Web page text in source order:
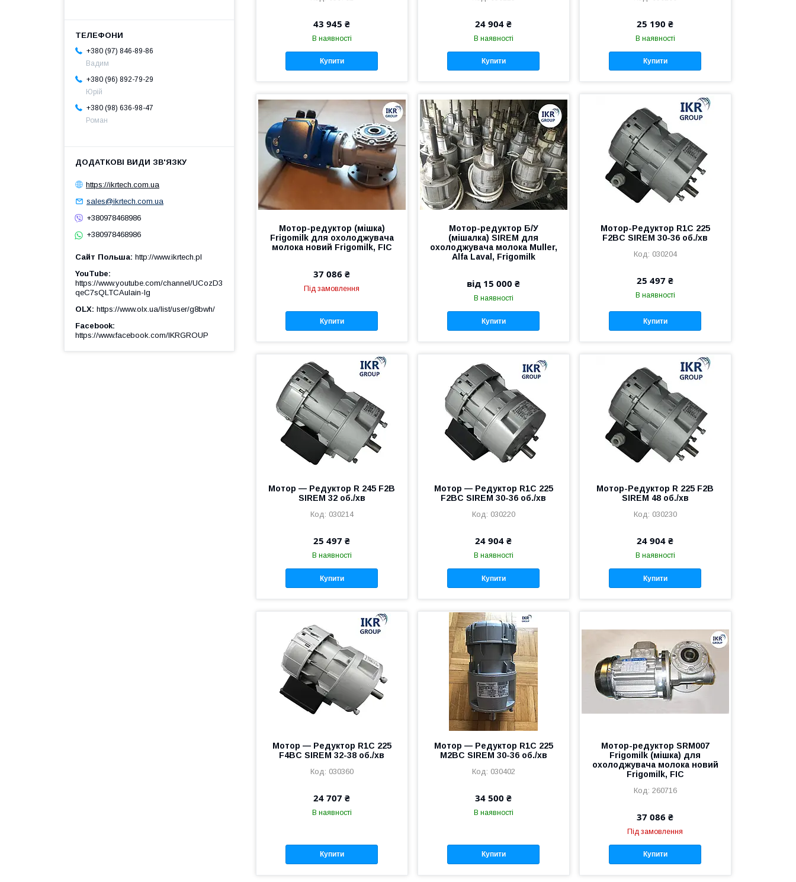
43 945 ₴
В наявності
Купити
24 904 ₴
В наявності
Купити
25 190 ₴
В наявності
Купити
Мотор-редуктор (мішка)
Frigomilk для охолоджувача
молока новий Frigomilk, FIC
37 086 ₴
Під замовлення
Купити
Мотор-редуктор Б/У
(мішалка) SIREM для
охолоджувача молока Muller,
Alfa Laval, Frigomilk
від 15 000 ₴
В наявності
Купити
Мотор-Редуктор R1C 225
F2BC SIREM 30-36 об./хв
030204
25 497 ₴
В наявності
Купити
Мотор — Редуктор R 245 F2B
SIREM 32 об./хв
030214
25 497 ₴
В наявності
Купити
Мотор — Редуктор R1C 225
F2BC SIREM 30-36 об./хв
030220
24 904 ₴
В наявності
Купити
Мотор-Редуктор R 225 F2B
SIREM 48 об./хв
030230
24 904 ₴
В наявності
Купити
Мотор — Редуктор R1C 225
F4BC SIREM 32-38 об./хв
030360
24 707 ₴
В наявності
Купити
Мотор — Редуктор R1C 225
M2BC SIREM 30-36 об./хв
030402
34 500 ₴
В наявності
Купити
Мотор-редуктор SRM007
Frigomilk (мішка) для
охолоджувача молока новий
Frigomilk, FIC
260716
37 086 ₴
Під замовлення
Купити
+380 (97) 846-89-86
Вадим
+380 (96) 892-79-29
Юрій
+380 (98) 636-98-47
Роман
https://ikrtech.com.ua
sales@ikrtech.com.ua
+380978468986
+380978468986
Сайт Польша http://www.ikrtech.pl
YouTube
https://www.youtube.com/channel/UCozD3
qeC7sQLTCAulain-Ig
OLX https://www.olx.ua/list/user/g8bwh/
Facebook
https://www.facebook.com/IKRGROUP